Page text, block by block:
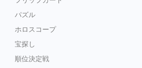
パズル
ホロスコープ
宝探し
順位決定戦